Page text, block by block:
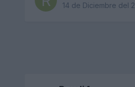
14 de Diciembre del